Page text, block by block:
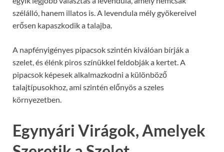
szélálló, hanem illatos is. A levendula mély gyökereivel
erősen kapaszkodik a talajba.
A napfényigényes pipacsok szintén kiválóan bírják a
szelet, és élénk piros színükkel feldobják a kertet. A
pipacsok képesek alkalmazkodni a különböző
talajtípusokhoz, ami szintén előnyös a szeles
környezetben.
Egynyári Virágok, Amelyek